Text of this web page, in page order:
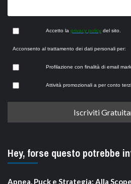
Accetto la privacy policy del sito.
Acconsento al trattamento dei dati personali per:
Profilazione con finalità di email
Attività promozionali a per conto terzi.
Hey, forse questo potrebbe
Apnea, Puck e Strategia: Alla